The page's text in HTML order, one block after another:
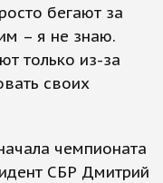
бегают за
– я не знаю.
только из-за
своих
чемпионата
СБР Дмитрий